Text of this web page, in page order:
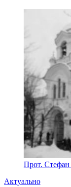
Прот. Стефан
Актуально